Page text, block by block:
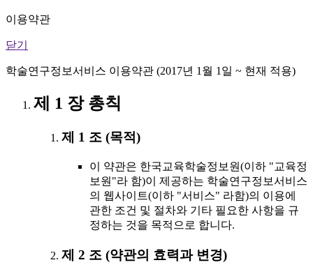
이용약관
닫기
학술연구정보서비스 이용약관 (2017년 1월 1일 ~ 현재 적용)
제 1 장 총칙
제 1 조 (목적)
이 약관은 한국교육학술정보원(이하 "교육정
보원"라 함)이 제공하는 학술연구정보서비스
의 웹사이트(이하 "서비스" 라함)의 이용에
관한 조건 및 절차와 기타 필요한 사항을 규
정하는 것을 목적으로 합니다.
제 2 조 (약관의 효력과 변경)